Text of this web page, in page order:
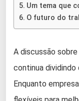
Um tema que
O futuro do
A discussão
continua dividindo
Enquanto